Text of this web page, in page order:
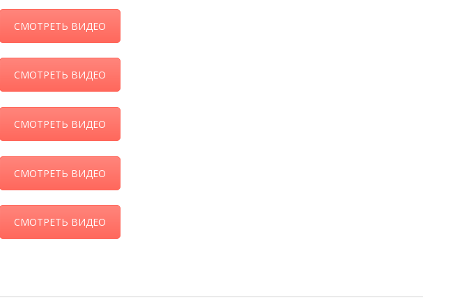
СМОТРЕТЬ ВИДЕО
СМОТРЕТЬ ВИДЕО
СМОТРЕТЬ ВИДЕО
СМОТРЕТЬ ВИДЕО
СМОТРЕТЬ ВИДЕО